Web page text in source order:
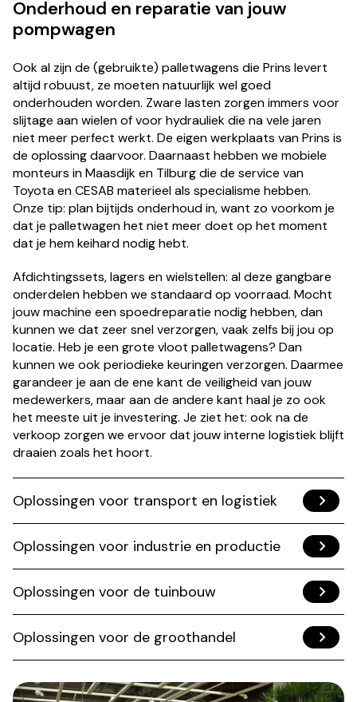
Onderhoud en reparatie van jouw
pompwagen
Ook al zijn de (gebruikte) palletwagens die Prins levert
altijd robuust, ze moeten natuurlijk wel goed
onderhouden worden. Zware lasten zorgen immers voor
slijtage aan wielen of voor hydrauliek die na vele jaren
niet meer perfect werkt. De eigen werkplaats van Prins is
de oplossing daarvoor. Daarnaast hebben we mobiele
monteurs in Maasdijk en Tilburg die de service van
Toyota en CESAB materieel als specialisme hebben.
Onze tip: plan bijtijds onderhoud in, want zo voorkom je
dat je palletwagen het niet meer doet op het moment
dat je hem keihard nodig hebt.
Afdichtingssets, lagers en wielstellen: al deze gangbare
onderdelen hebben we standaard op voorraad. Mocht
jouw machine een spoedreparatie nodig hebben, dan
kunnen we dat zeer snel verzorgen, vaak zelfs bij jou op
locatie. Heb je een grote vloot palletwagens? Dan
kunnen we ook periodieke keuringen verzorgen. Daarmee
garandeer je aan de ene kant de veiligheid van jouw
medewerkers, maar aan de andere kant haal je zo ook
het meeste uit je investering. Je ziet het: ook na de
verkoop zorgen we ervoor dat jouw interne logistiek blijft
draaien zoals het hoort.
Oplossingen voor transport en logistiek
Oplossingen voor industrie en productie
Oplossingen voor de tuinbouw
Oplossingen voor de groothandel